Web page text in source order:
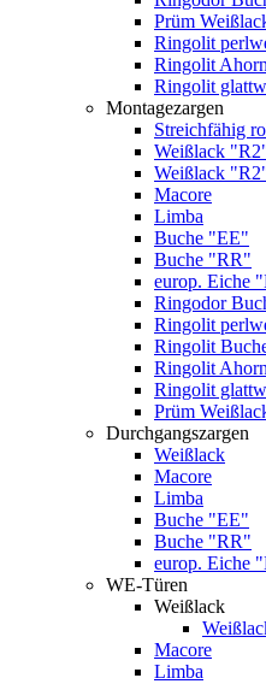
Prüm
Ringolit
Ringolit
Ringolit
Montagezargen
Streichfähig
Weißlack
Weißlack
Macore
Limba
Buche "EE"
Buche "RR"
europ. Eiche
Ringodor
Ringolit
Ringolit
Ringolit
Ringolit
Prüm
Durchgangszargen
Weißlack
Macore
Limba
Buche "EE"
Buche "RR"
europ. Eiche
WE-Türen
Weißlack
Macore
Limba